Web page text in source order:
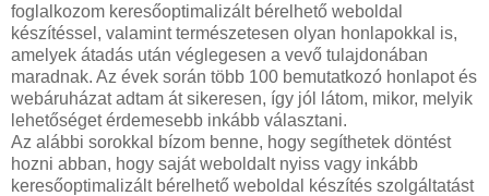
foglalkozom keresőoptimalizált bérelhető weboldal
készítéssel, valamint természetesen olyan honlapokkal is,
amelyek átadás után véglegesen a vevő tulajdonában
maradnak. Az évek során több 100 bemutatkozó honlapot és
webáruházat adtam át sikeresen, így jól látom, mikor, melyik
lehetőséget érdemesebb inkább választani.
Az alábbi sorokkal bízom benne, hogy segíthetek döntést
hozni abban, hogy saját weboldalt nyiss vagy inkább
keresőoptimalizált bérelhető weboldal készítés szolgáltatást